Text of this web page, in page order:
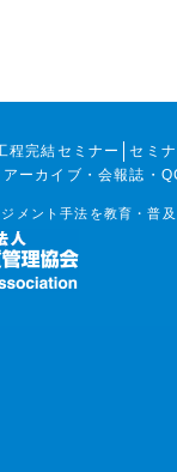
程完結セミナー
セミ
アーカイブ・会報誌・
メント手法を教育・普